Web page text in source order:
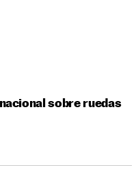
sobre ruedas